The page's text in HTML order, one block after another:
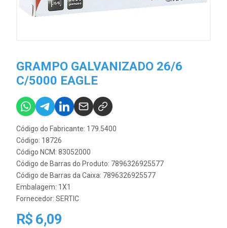
GRAMPO GALVANIZADO 26/6
C/5000 EAGLE
Código do Fabricante: 179.5400
Código: 18726
Código NCM: 83052000
Código de Barras do Produto: 7896326925577
Código de Barras da Caixa: 7896326925577
Embalagem: 1X1
Fornecedor: SERTIC
R$ 6,09